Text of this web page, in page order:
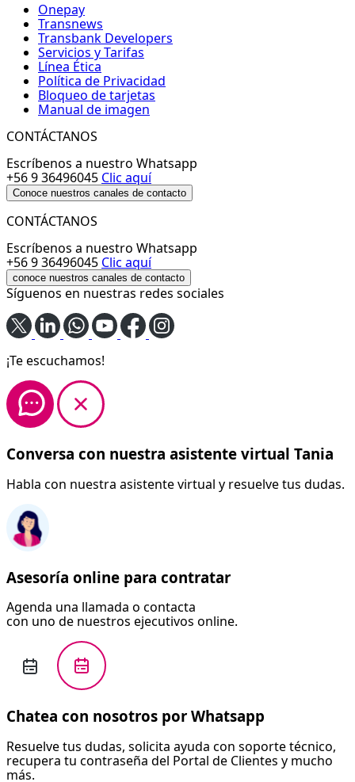
Onepay
Transnews
Transbank Developers
Servicios y Tarifas
Línea Ética
Política de Privacidad
Bloqueo de tarjetas
Manual de imagen
CONTÁCTANOS
Escríbenos a nuestro Whatsapp
+56 9 36496045 Clic aquí
Conoce nuestros canales de contacto
CONTÁCTANOS
Escríbenos a nuestro Whatsapp
+56 9 36496045 Clic aquí
conoce nuestros canales de contacto
Síguenos en nuestras redes sociales
¡Te escuchamos!
Conversa con nuestra asistente virtual Tania
Habla con nuestra asistente virtual y resuelve tus dudas.
Asesoría online para contratar
Agenda una llamada o contacta
con uno de nuestros ejecutivos online.
Chatea con nosotros por Whatsapp
Resuelve tus dudas, solicita ayuda con soporte técnico,
recupera tu contraseña del Portal de Clientes y mucho
más.